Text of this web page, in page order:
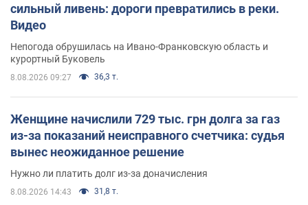
сильный ливень: дороги превратились в реки.
Видео
Непогода обрушилась на Ивано-Франковскую область и
курортный Буковель
8.08.2026 09:27 36,3 т.
Женщине начислили 729 тыс. грн долга за газ
из-за показаний неисправного счетчика: судья
вынес неожиданное решение
Нужно ли платить долг из-за доначисления
8.08.2026 14:43 31,8 т.